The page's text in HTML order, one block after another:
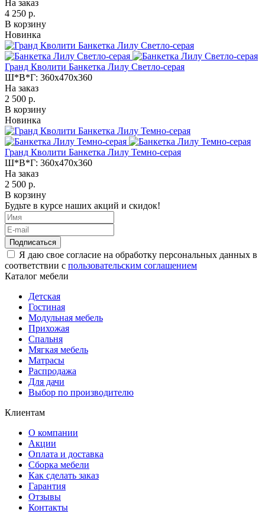
На заказ
4 250 р.
В корзину
Новинка
Гранд Кволити Банкетка Лилу Светло-серая
Ш*В*Г: 360x470x360
На заказ
2 500 р.
В корзину
Новинка
Гранд Кволити Банкетка Лилу Темно-серая
Ш*В*Г: 360x470x360
На заказ
2 500 р.
В корзину
Будьте в курсе наших акций и скидок!
Подписаться
Я даю свое согласие на обработку персональных данных в
соответствии с пользовательским соглашением
Каталог мебели
Детская
Гостиная
Модульная мебель
Прихожая
Спальня
Мягкая мебель
Матрасы
Распродажа
Для дачи
Выбор по производителю
Клиентам
О компании
Акции
Оплата и доставка
Сборка мебели
Как сделать заказ
Гарантия
Отзывы
Контакты